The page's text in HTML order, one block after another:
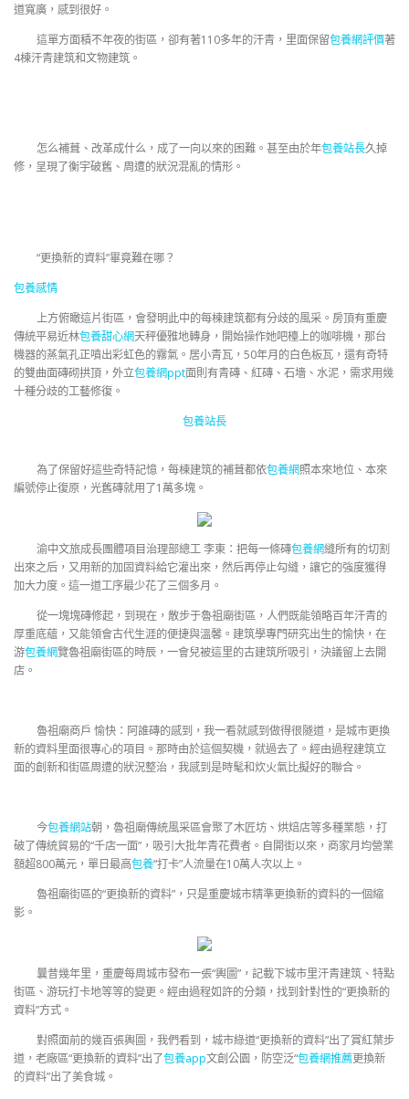
道寬廣，感到很好。
這單方面積不年夜的街區，卻有著110多年的汗青，里面保留包養網評價著
4棟汗青建筑和文物建筑。
怎么補葺、改革成什么，成了一向以來的困難。甚至由於年包養站長久掉
修，呈現了衡宇破舊、周遭的狀況混亂的情形。
“更換新的資料”畢竟難在哪？
包養感情
上方俯瞰這片街區，會發明此中的每棟建筑都有分歧的風采。房頂有重慶
傳統平易近林包養甜心網天秤優雅地轉身，開始操作她吧檯上的咖啡機，那台
機器的蒸氣孔正噴出彩虹色的霧氣。居小青瓦，50年月的白色板瓦，還有奇特
的雙曲面磚砌拱頂，外立包養網ppt面則有青磚、紅磚、石墻、水泥，需求用幾
十種分歧的工藝修復。
包養站長
為了保留好這些奇特記憶，每棟建筑的補葺都依包養網照本來地位、本來
編號停止復原，光舊磚就用了1萬多塊。
渝中文旅成長團體項目治理部總工 李東：把每一條磚包養網縫所有的切割
出來之后，又用新的加固資料給它灌出來，然后再停止勾縫，讓它的強度獲得
加大力度。這一道工序最少花了三個多月。
從一塊塊磚修起，到現在，散步于魯祖廟街區，人們既能領略百年汗青的
厚重底蘊，又能領會古代生涯的便捷與溫馨。建筑學專門研究出生的愉快，在
游包養網覽魯祖廟街區的時辰，一會兒被這里的古建筑所吸引，決議留上去開
店。
魯祖廟商戶 愉快：阿誰磚的感到，我一看就感到做得很隧道，是城市更換
新的資料里面很專心的項目。那時由於這個契機，就過去了。經由過程建筑立
面的創新和街區周遭的狀況整治，我感到是時髦和炊火氣比擬好的聯合。
今包養網站朝，魯祖廟傳統風采區會聚了木匠坊、烘焙店等多種業態，打
破了傳統貿易的“千店一面”，吸引大批年青花費者。自開街以來，商家月均營業
額超800萬元，單日最高包養“打卡”人流量在10萬人次以上。
魯祖廟街區的“更換新的資料”，只是重慶城市精準更換新的資料的一個縮
影。
曩昔幾年里，重慶每周城市發布一張“輿圖”，記載下城市里汗青建筑、特點
街區、游玩打卡地等等的變更。經由過程如許的分類，找到針對性的“更換新的
資料”方式。
對照面前的幾百張輿圖，我們看到，城市綠道“更換新的資料”出了賞紅葉步
道，老廠區“更換新的資料”出了包養app文創公園，防空泛“包養網推薦更換新
的資料”出了美食城。